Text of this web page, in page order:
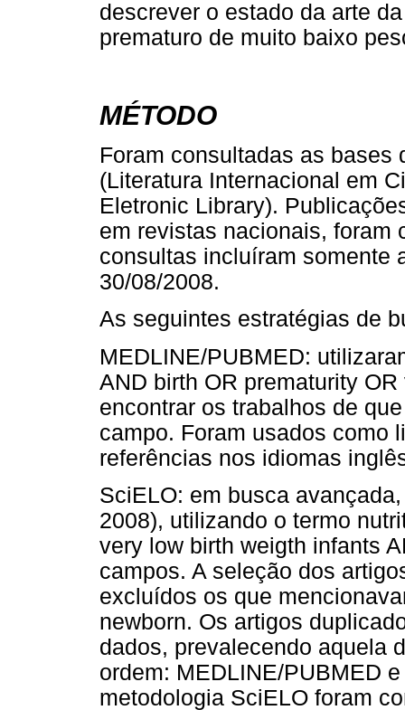
descrever o estado da arte
prematuro de muito baixo
MÉTODO
Foram consultadas as bases
(Literatura Internacional em
Eletronic Library).
em revistas nacionais, foram
consultas incluíram somente
30/08/2008.
As seguintes estratégias de
MEDLINE/PUBMED:
AND birth OR prematurity
encontrar os trabalhos de
campo. Foram usados como
referências nos idiomas
SciELO: em busca
2008), utilizando o termo
very low birth weigth infants
campos. A seleção dos
excluídos os que
newborn. Os artigos
dados, prevalecendo aquela
ordem: MEDLINE/PUBMED
metodologia SciELO foram